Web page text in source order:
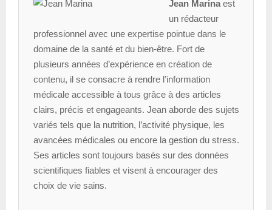
Jean Marinaest
un rédacteur
professionnel avec une expertise pointue dans le
domaine de la santé et du bien-être. Fort de
plusieurs années d’expérience en création de
contenu, il se consacre à rendre l’information
médicale accessible à tous grâce à des articles
clairs, précis et engageants. Jean aborde des sujets
variés tels que la nutrition, l’activité physique, les
avancées médicales ou encore la gestion du stress.
Ses articles sont toujours basés sur des données
scientifiques fiables et visent à encourager des
choix de vie sains.